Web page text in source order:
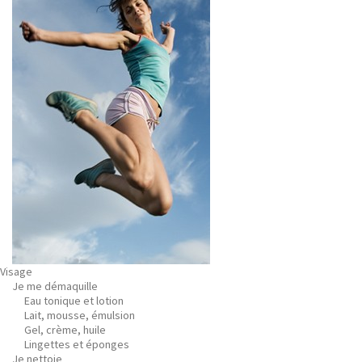
Visage
Je me démaquille
Eau tonique et lotion
Lait, mousse, émulsion
Gel, crème, huile
Lingettes et éponges
Je nettoie